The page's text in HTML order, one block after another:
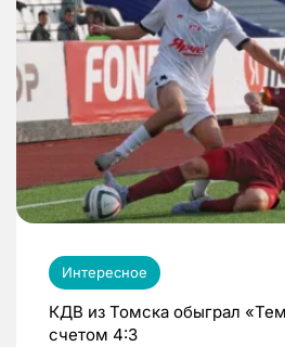
Интересное
КДВ из Томска обыграл
счетом 4:3